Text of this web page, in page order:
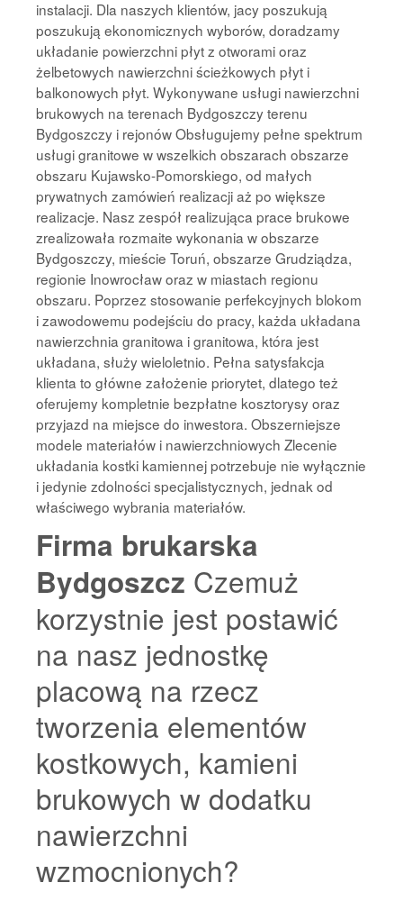
instalacji. Dla naszych klientów, jacy poszukują
poszukują ekonomicznych wyborów, doradzamy
układanie powierzchni płyt z otworami oraz
żelbetowych nawierzchni ścieżkowych płyt i
balkonowych płyt. Wykonywane usługi nawierzchni
brukowych na terenach Bydgoszczy terenu
Bydgoszczy i rejonów Obsługujemy pełne spektrum
usługi granitowe w wszelkich obszarach obszarze
obszaru Kujawsko-Pomorskiego, od małych
prywatnych zamówień realizacji aż po większe
realizacje. Nasz zespół realizująca prace brukowe
zrealizowała rozmaite wykonania w obszarze
Bydgoszczy, mieście Toruń, obszarze Grudziądza,
regionie Inowrocław oraz w miastach regionu
obszaru. Poprzez stosowanie perfekcyjnych blokom
i zawodowemu podejściu do pracy, każda układana
nawierzchnia granitowa i granitowa, która jest
układana, służy wieloletnio. Pełna satysfakcja
klienta to główne założenie priorytet, dlatego też
oferujemy kompletnie bezpłatne kosztorysy oraz
przyjazd na miejsce do inwestora. Obszerniejsze
modele materiałów i nawierzchniowych Zlecenie
układania kostki kamiennej potrzebuje nie wyłącznie
i jedynie zdolności specjalistycznych, jednak od
właściwego wybrania materiałów.
Firma brukarska
Bydgoszcz Czemuż
korzystnie jest postawić
na nasz jednostkę
placową na rzecz
tworzenia elementów
kostkowych, kamieni
brukowych w dodatku
nawierzchni
wzmocnionych?